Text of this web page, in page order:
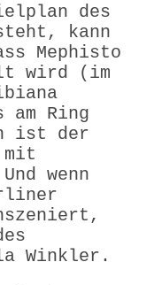
des
kann
Mephisto
wird (im
am Ring
ist der
mit
wenn
Winkler.